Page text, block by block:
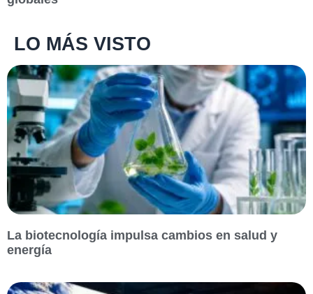
LO MÁS VISTO
La biotecnología impulsa cambios en salud y
energía